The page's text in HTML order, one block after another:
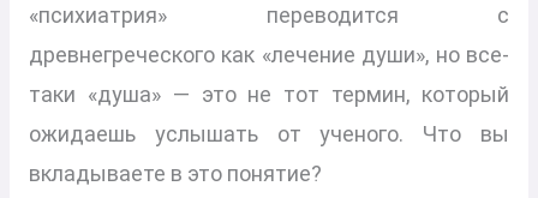
«психиатрия» переводится с
древнегреческого как «лечение души», но все-
таки «душа» — это не тот термин, который
ожидаешь услышать от ученого. Что вы
вкладываете в это понятие?